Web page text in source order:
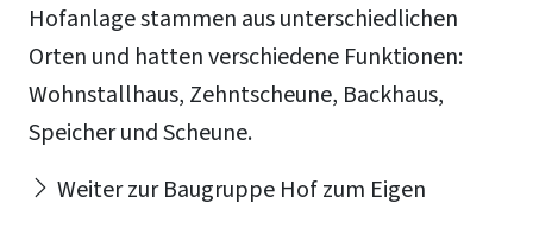
Hofanlage stammen aus unterschiedlichen
Orten und hatten verschiedene Funktionen:
Wohnstallhaus, Zehntscheune, Backhaus,
Speicher und Scheune.
Weiter zur Baugruppe Hof zum Eigen